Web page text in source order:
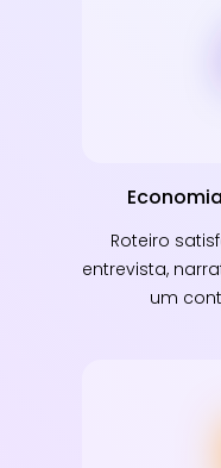
Roteiro
entrevista,
um